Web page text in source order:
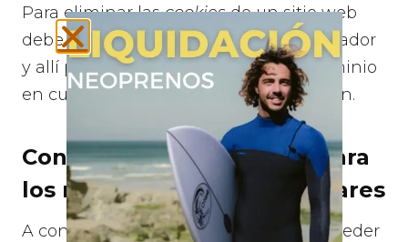
Para eliminar lascookiesde un sitio web
debe ir a la configuración de su navegador
y allí podrá buscar las asociadas al dominio
en cuestión y proceder a su eliminación.
Configuración decookiespara
los navegadores más polulares
A continuación le indicamos cómo acceder